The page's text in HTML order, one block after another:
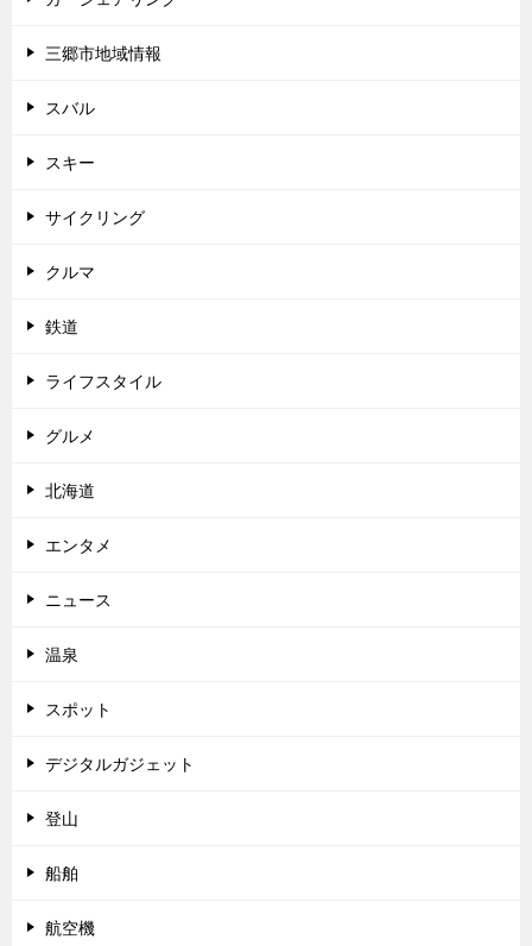
三郷市地域情報
スバル
スキー
サイクリング
クルマ
鉄道
ライフスタイル
グルメ
北海道
エンタメ
ニュース
温泉
スポット
デジタルガジェット
登山
船舶
航空機